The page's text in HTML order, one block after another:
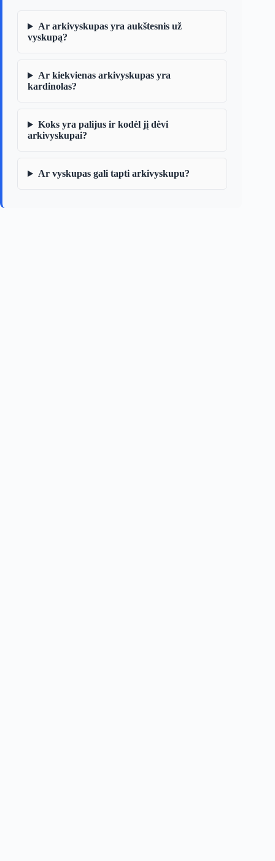
Ar arkivyskupas yra aukštesnis už
vyskupą?
Ar kiekvienas arkivyskupas yra
kardinolas?
Koks yra palijus ir kodėl jį dėvi
arkivyskupai?
Ar vyskupas gali tapti arkivyskupu?